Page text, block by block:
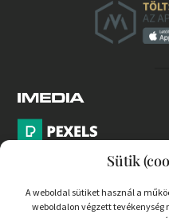
Sütik
A weboldal sütiket használ a
weboldalon végzett tevékenység
PARTNEREK